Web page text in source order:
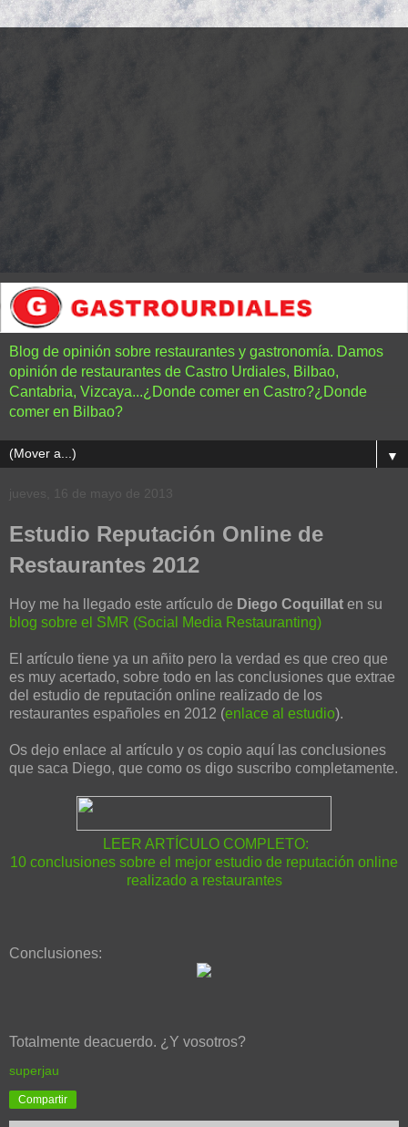
Blog de opinión sobre restaurantes y gastronomía. Damos
opinión de restaurantes de Castro Urdiales, Bilbao,
Cantabria, Vizcaya...¿Donde comer en Castro?¿Donde
comer en Bilbao?
▼
jueves, 16 de mayo de 2013
Estudio Reputación Online de
Restaurantes 2012
Hoy me ha llegado este artículo de Diego Coquillat en su
blog sobre el SMR (Social Media Restauranting)
El artículo tiene ya un añito pero la verdad es que creo que
es muy acertado, sobre todo en las conclusiones que extrae
del estudio de reputación online realizado de los
restaurantes españoles en 2012 (enlace al estudio).
Os dejo enlace al artículo y os copio aquí las conclusiones
que saca Diego, que como os digo suscribo completamente.
LEER ARTÍCULO COMPLETO:
10 conclusiones sobre el mejor estudio de reputación online
realizado a restaurantes
Conclusiones:
Totalmente deacuerdo. ¿Y vosotros?
superjau
Compartir